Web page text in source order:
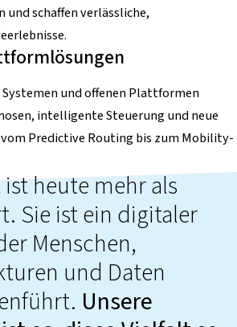
schaffen verlässliche,
und offenen Plattformen
intelligente Steuerung und neue
Predictive Routing bis zum Mobility-
heute mehr als
Sie ist ein digitaler
Menschen,
und Daten
Unsere